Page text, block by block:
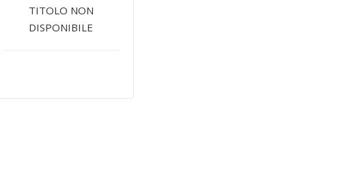
TITOLO NON
DISPONIBILE